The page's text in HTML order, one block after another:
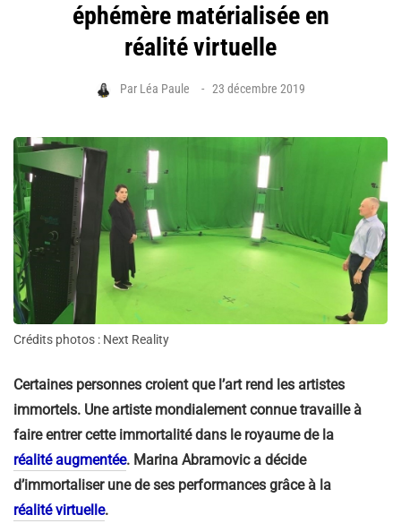
éphémère matérialisée en
réalité virtuelle
Par Léa Paule 23 décembre 2019
Crédits photos : Next Reality
Certaines personnes croient que l’art rend les artistes
immortels. Une artiste mondialement connue travaille à
faire entrer cette immortalité dans le royaume de la
réalité augmentée. Marina Abramovic a décide
d’immortaliser une de ses performances grâce à la
réalité virtuelle.